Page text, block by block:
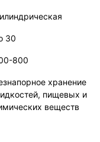
30
800
хранение
пищевых и
веществ